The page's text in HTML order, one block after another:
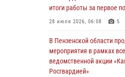
В Пензе сотрудники
помощь
В Пензе при силовой
пресечена деятельность
маскировавшейся под
итоги работы за первое
28 июля 2026, 06:08 5
В Пензенской области
мероприятия в рамках
ведомственной акции
Росгвардией»